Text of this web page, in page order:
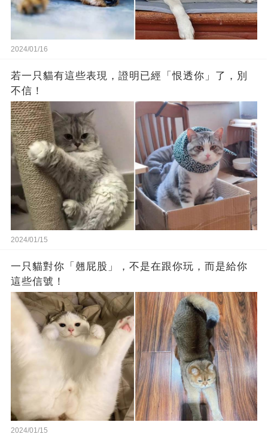
2024/01/16
若一只貓有這些表現，證明已經「恨透你」了，別
不信！
2024/01/15
一只貓對你「翹屁股」，不是在跟你玩，而是給你
這些信號！
2024/01/15